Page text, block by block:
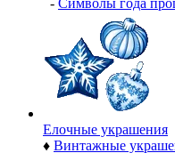
- Символы года
Елочные украшения
♦ Винтажные